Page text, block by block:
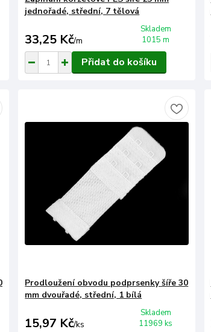
jednořadé, střední, 7 tělová
33,25 Kč/m
Skladem
1015 m
Přidat do košíku
Prodloužení obvodu podprsenky šíře 30
mm dvouřadé, střední, 1 bílá
15,97 Kč/ks
Skladem
11969 ks